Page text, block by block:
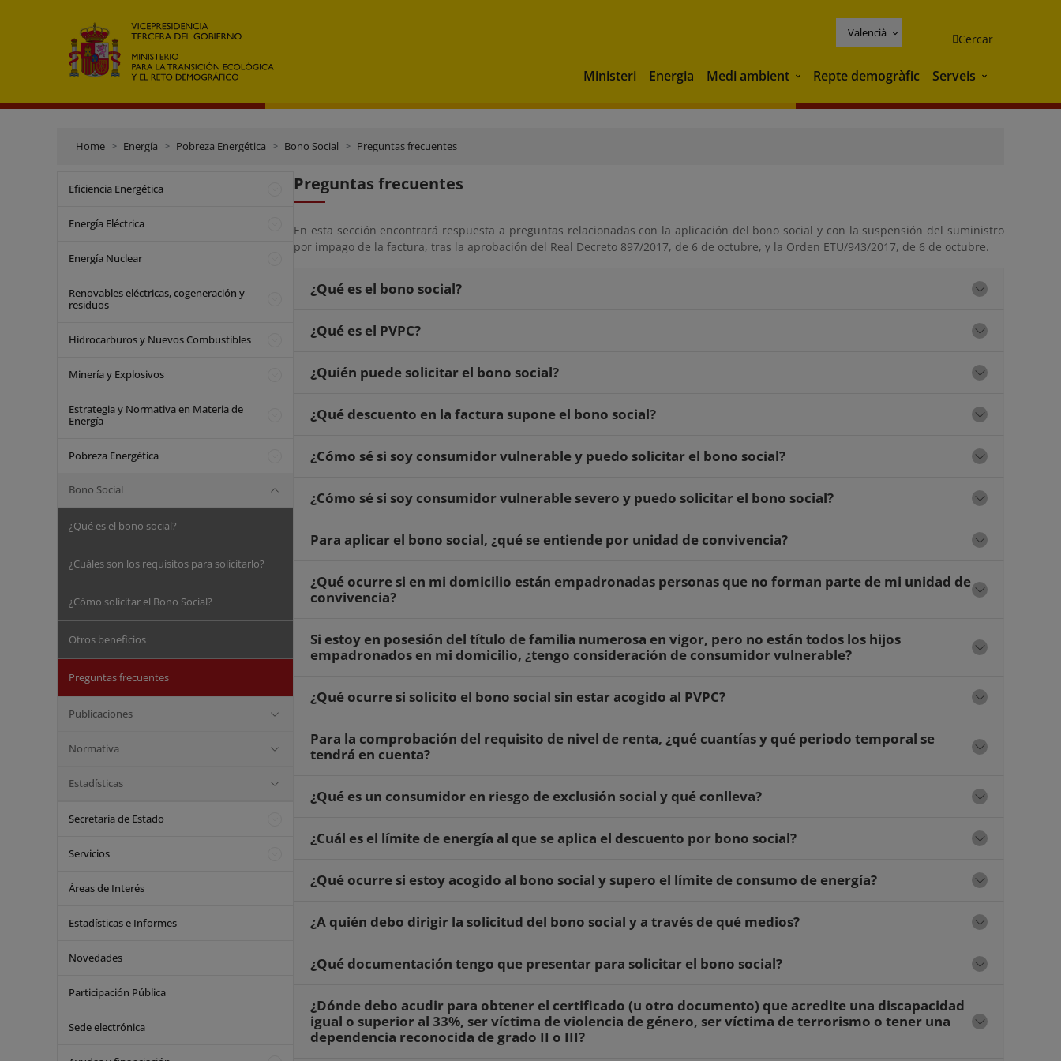
Valencià Cercar
Ministeri Energia Medi ambient Medi ambient
Repte demogràfic Serveis Serveis
Home Energía Pobreza Energética Bono Social Preguntas frecuentes
Eficiencia Energética
Energía Eléctrica
Energía Nuclear
Renovables eléctricas, cogeneración y
residuos
Hidrocarburos y Nuevos Combustibles
Minería y Explosivos
Estrategia y Normativa en Materia de
Energía
Pobreza Energética
Bono Social
¿Qué es el bono social?
¿Cuáles son los requisitos para solicitarlo?
¿Cómo solicitar el Bono Social?
Otros beneficios
Preguntas frecuentes
Publicaciones
Normativa
Estadísticas
Secretaría de Estado
Servicios
Áreas de Interés
Estadísticas e Informes
Novedades
Participación Pública
Sede electrónica
Preguntas frecuentes
En esta sección encontrará respuesta a preguntas relacionadas con la aplicación del bono social y con la suspensión del suministro
por impago de la factura, tras la aprobación del Real Decreto 897/2017, de 6 de octubre, y la Orden ETU/943/2017, de 6 de octubre.
¿Qué es el bono social?
¿Qué es el PVPC?
¿Quién puede solicitar el bono social?
¿Qué descuento en la factura supone el bono social?
¿Cómo sé si soy consumidor vulnerable y puedo solicitar el bono social?
¿Cómo sé si soy consumidor vulnerable severo y puedo solicitar el bono social?
Para aplicar el bono social, ¿qué se entiende por unidad de convivencia?
¿Qué ocurre si en mi domicilio están empadronadas personas que no forman parte de mi unidad de
convivencia?
Si estoy en posesión del título de familia numerosa en vigor, pero no están todos los hijos
empadronados en mi domicilio, ¿tengo consideración de consumidor vulnerable?
¿Qué ocurre si solicito el bono social sin estar acogido al PVPC?
Para la comprobación del requisito de nivel de renta, ¿qué cuantías y qué periodo temporal se
tendrá en cuenta?
¿Qué es un consumidor en riesgo de exclusión social y qué conlleva?
¿Cuál es el límite de energía al que se aplica el descuento por bono social?
¿Qué ocurre si estoy acogido al bono social y supero el límite de consumo de energía?
¿A quién debo dirigir la solicitud del bono social y a través de qué medios?
¿Qué documentación tengo que presentar para solicitar el bono social?
¿Dónde debo acudir para obtener el certificado (u otro documento) que acredite una discapacidad
igual o superior al 33%, ser víctima de violencia de género, ser víctima de terrorismo o tener una
dependencia reconocida de grado II o III?